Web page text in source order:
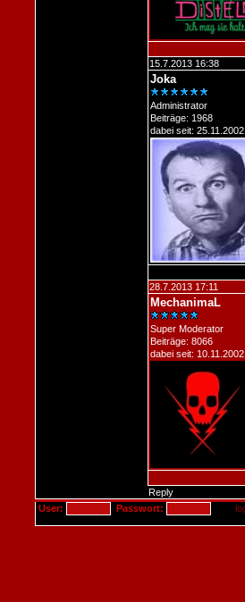
15.7.2013 16:38
Joka
Administrator
Beiträge: 1968
dabei seit: 25.11.2002
28.7.2013 17:11
MechanimaL
Super Moderator
Beiträge: 8066
dabei seit: 10.11.2002
Reply
User:
Passwort: